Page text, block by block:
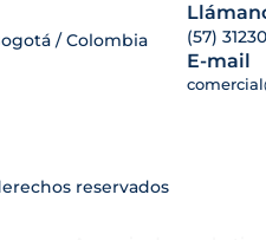
/ Colombia
(57)
E-mail
reservados